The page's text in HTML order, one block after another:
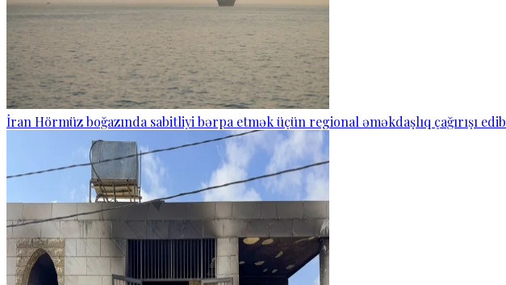
İran Hörmüz boğazında sabitliyi bərpa etmək üçün regional əməkdaşlıq çağırışı edib